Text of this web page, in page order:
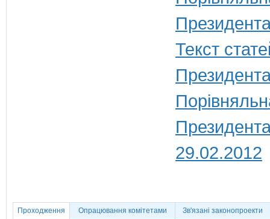
Текст
29.02.2012
Проходження Опрацювання комітетами Зв'язані законопроекти